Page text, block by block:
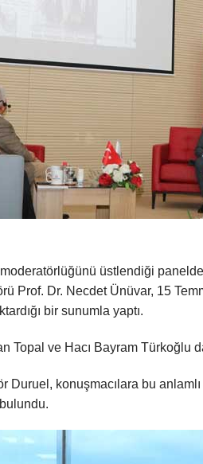
üstlendiği
Prof. Dr. Necdet Ünüvar, 15
bir sunumla yaptı.
Topal ve Hacı Bayram Türkoğlu
Duruel, konuşmacılara bu